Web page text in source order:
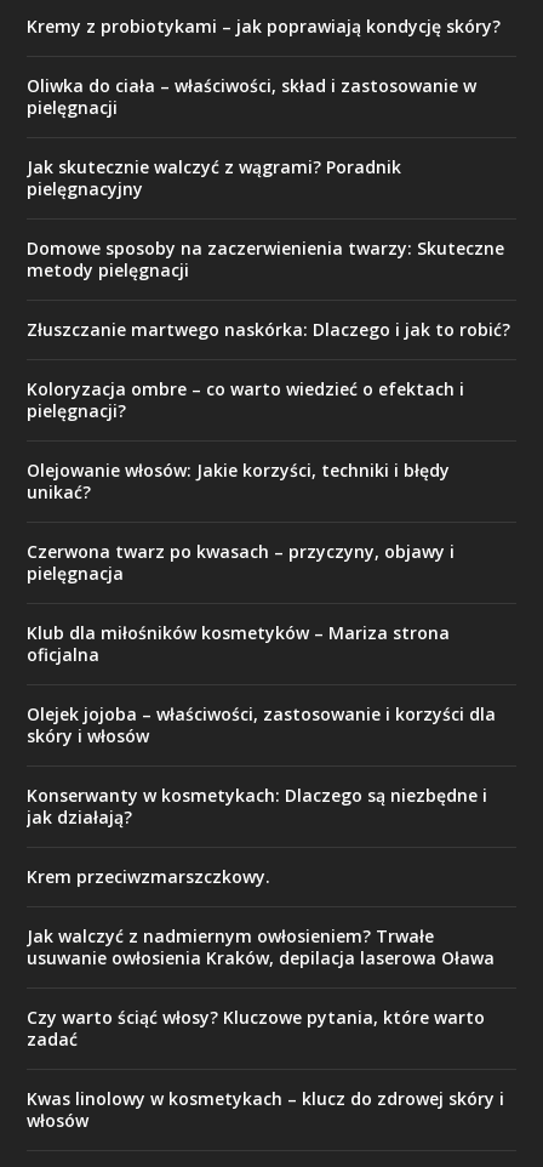
Kremy z probiotykami – jak poprawiają kondycję skóry?
Oliwka do ciała – właściwości, skład i zastosowanie w
pielęgnacji
Jak skutecznie walczyć z wągrami? Poradnik
pielęgnacyjny
Domowe sposoby na zaczerwienienia twarzy: Skuteczne
metody pielęgnacji
Złuszczanie martwego naskórka: Dlaczego i jak to robić?
Koloryzacja ombre – co warto wiedzieć o efektach i
pielęgnacji?
Olejowanie włosów: Jakie korzyści, techniki i błędy
unikać?
Czerwona twarz po kwasach – przyczyny, objawy i
pielęgnacja
Klub dla miłośników kosmetyków – Mariza strona
oficjalna
Olejek jojoba – właściwości, zastosowanie i korzyści dla
skóry i włosów
Konserwanty w kosmetykach: Dlaczego są niezbędne i
jak działają?
Krem przeciwzmarszczkowy.
Jak walczyć z nadmiernym owłosieniem? Trwałe
usuwanie owłosienia Kraków, depilacja laserowa Oława
Czy warto ściąć włosy? Kluczowe pytania, które warto
zadać
Kwas linolowy w kosmetykach – klucz do zdrowej skóry i
włosów